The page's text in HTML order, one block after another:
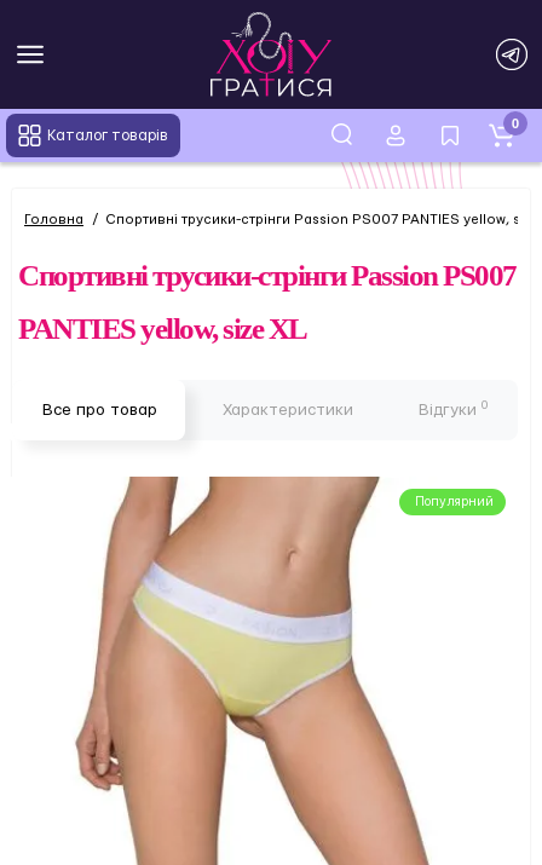
Каталог товарів
0
Головна Спортивні трусики-стрінги Passion PS007 PANTIES yellow, size
Спортивні трусики-стрінги Passion PS007
PANTIES yellow, size XL
Все про товар Характеристики Відгуки 0
Популярний